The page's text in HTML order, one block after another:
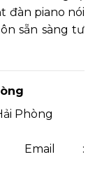
đàn piano nói
sẵn sàng tư
Phòng
Email :